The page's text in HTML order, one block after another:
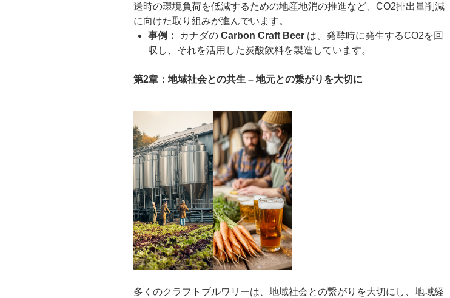
送時の環境負荷を低減するための地産地消の推進など、CO2排出量削減
に向けた取り組みが進んでいます。
事例：
カナダの Carbon Craft Beer は、発酵時に発生するCO2を回
収し、それを活用した炭酸飲料を製造しています。
第2章：地域社会との共生 – 地元との繋がりを大切に
多くのクラフトブルワリーは、地域社会との繋がりを大切にし、地域経